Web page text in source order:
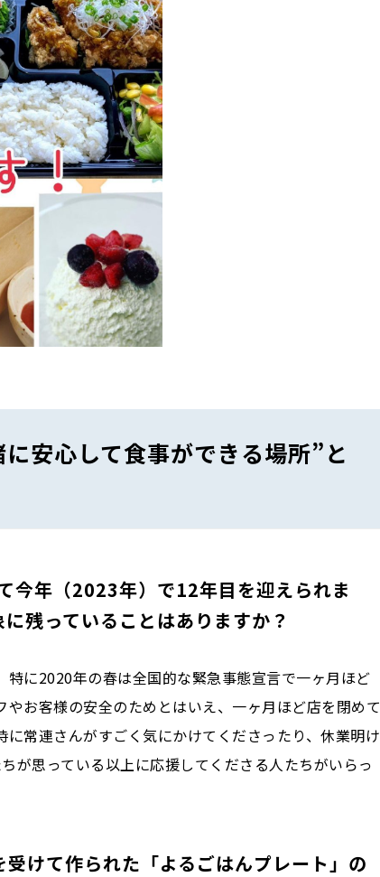
安心して食事ができる場所”と
今年（2023年）で12年目を迎えられま
残っていることはありますか？
特に2020年の春は全国的な緊急事態宣言で一ヶ月ほど
お客様の安全のためとはいえ、一ヶ月ほど店を閉めて
常連さんがすごく気にかけてくださったり、休業明け
が思っている以上に応援してくださる人たちがいらっ
けて作られた「よるごはんプレート」の